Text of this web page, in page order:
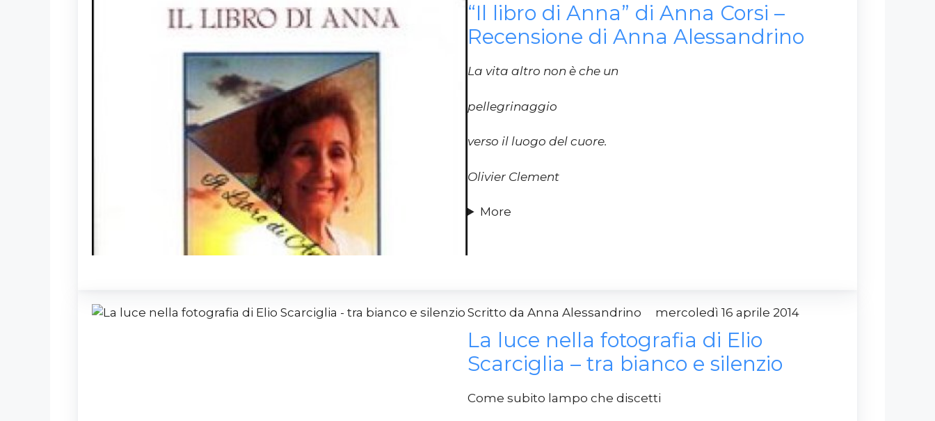
“Il libro di Anna” di Anna Corsi –
Recensione di Anna Alessandrino
La vita altro non è che un
pellegrinaggio
verso il luogo del cuore.
Olivier Clement
More
Scritto da Anna Alessandrino mercoledì 16 aprile 2014
La luce nella fotografia di Elio
Scarciglia – tra bianco e silenzio
Come subito lampo che discetti